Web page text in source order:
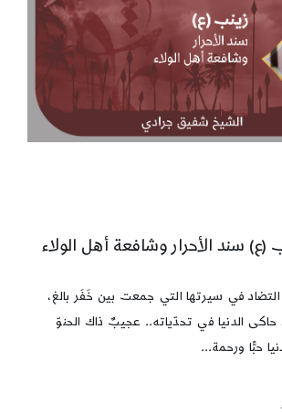
(ع) سند الأحرار وشافعة أهل الولاء
في سيرتها التي جمعت بين خَفَر بالغ،
الدنيا في تحدّياته.. عجيبٌ ذاك الحنوّ
حبًّا ورحمة...